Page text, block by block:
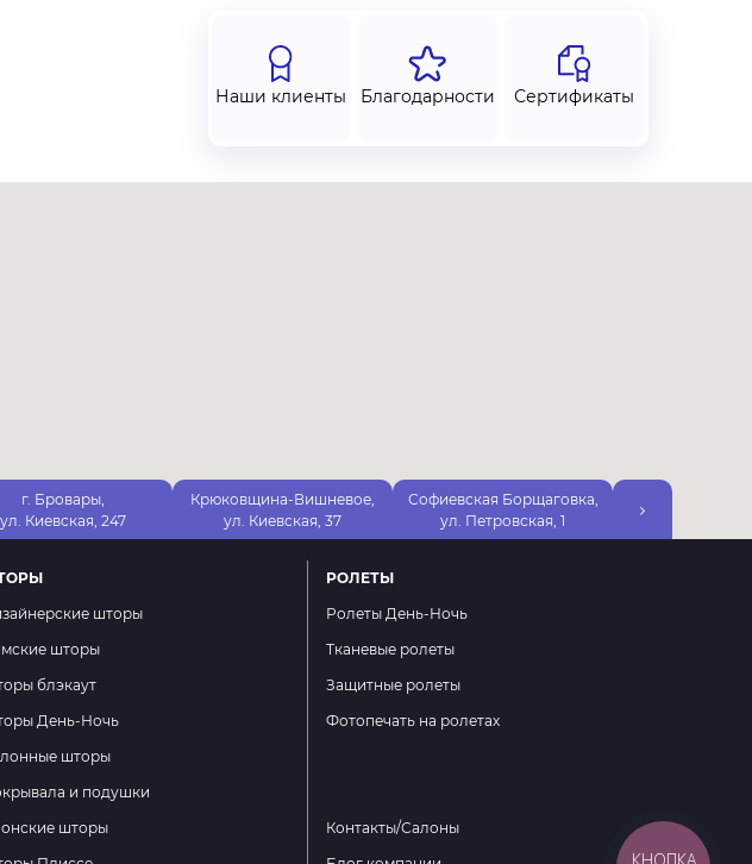
Наши клиенты Благодарности Сертификаты
г. Бровары,
ул. Киевская, 247
Крюковщина-Вишневое,
ул. Киевская, 37
Софиевская Борщаговка,
ул. Петровская, 1
шторы
шторы
блэкаут
День-Ночь
шторы
и подушки
шторы
РОЛЕТЫ
Ролеты День-Ночь
Тканевые ролеты
Защитные ролеты
Фотопечать на ролетах
Контакты/Салоны